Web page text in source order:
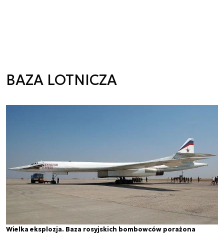
BAZA LOTNICZA
Wielka eksplozja. Baza rosyjskich bombowców porażona